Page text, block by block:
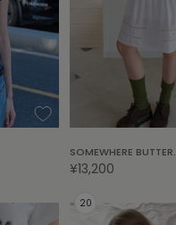
SOMEWHERE BUTTER.
¥13,200